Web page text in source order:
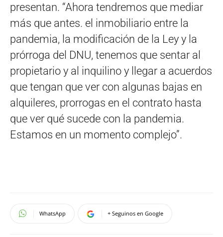
presentan. “Ahora tendremos que mediar
más que antes. el inmobiliario entre la
pandemia, la modificación de la Ley y la
prórroga del DNU, tenemos que sentar al
propietario y al inquilino y llegar a acuerdos
que tengan que ver con algunas bajas en
alquileres, prorrogas en el contrato hasta
que ver qué sucede con la pandemia.
Estamos en un momento complejo”.
WhatsApp + Seguinos en Google